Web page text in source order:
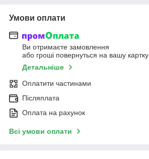
Умови оплати
Ви отримаєте замовлення
або гроші повернуться на вашу картку
Детальніше
Оплатити частинами
Післяплата
Оплата на рахунок
Всі умови оплати